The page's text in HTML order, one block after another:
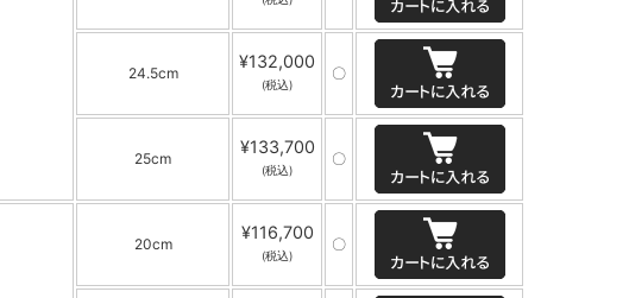
24.5cm
¥132,000
(税込)
〇
25cm
¥133,700
(税込)
〇
20cm
¥116,700
(税込)
〇